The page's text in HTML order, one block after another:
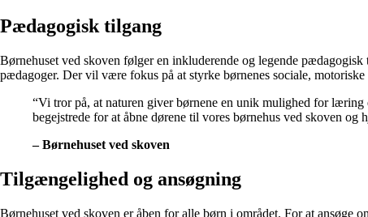
Pædagogisk tilgang
Børnehuset ved skoven følger en inkluderende og legende
pædagoger. Der vil være fokus på at styrke børnenes sociale,
“Vi tror på, at naturen giver børnene en unik mulighed for
begejstrede for at åbne dørene til vores børnehus ved skoven
– Børnehuset ved skoven
Tilgængelighed og ansøgning
Børnehuset ved skoven er åben for alle børn i området. For at ansøge